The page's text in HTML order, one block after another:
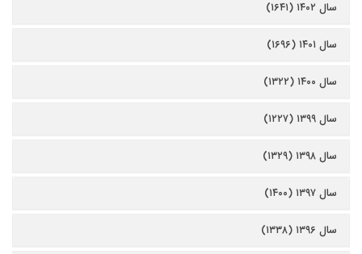
سال ۱۴۰۲ (۱۶۴۱)
سال ۱۴۰۱ (۱۶۹۶)
سال ۱۴۰۰ (۱۳۲۲)
سال ۱۳۹۹ (۱۲۲۷)
سال ۱۳۹۸ (۱۳۲۹)
سال ۱۳۹۷ (۱۴۰۰)
سال ۱۳۹۶ (۱۳۳۸)